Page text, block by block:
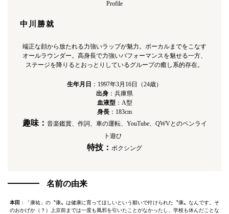
Profile
中川勝就
端正な顔から放たれる力強いラップが魅力。ボーカルまでをこなす
オールラウンダー。高身⻑で力強いパフォーマンスを魅せる一方、
ステージを降りるとおっとりしているグループの癒し系的存在。
生年月日 ：1997年3月16日（24歳）
出身 ：兵庫県
血液型：A型
身⻑ ：183cm
趣味： 音楽鑑賞、作詞、車の運転、YouTube、QWVとのペンライ
ト遊び
特技： ボクシング
名前の由来
本田 ：「康祐」の〝康〟は健康に育ってほしいという願いで付けられた〝康〟なんです。そ
のおかげか（？）上京前までは一度も風邪を引いたことがなかったし、学校も休んだことな